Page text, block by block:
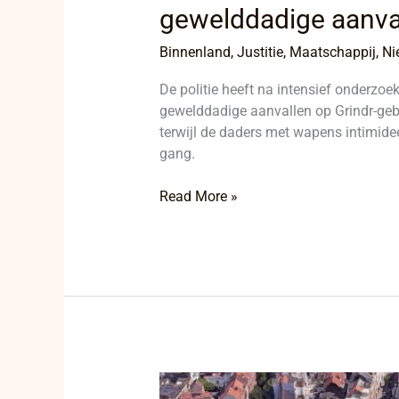
gewelddadige
Binnenland, Justitie, Maatschappij,
De politie heeft na intensief
gewelddadige aanvallen op Grindr-
terwijl de daders met wapens
gang.
Read More »
Verdachte